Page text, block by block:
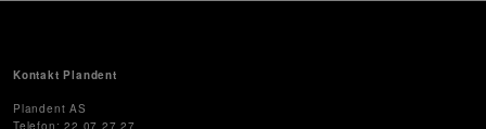
Kontakt Plandent
Plandent AS
Telefon: 22 07 27 27